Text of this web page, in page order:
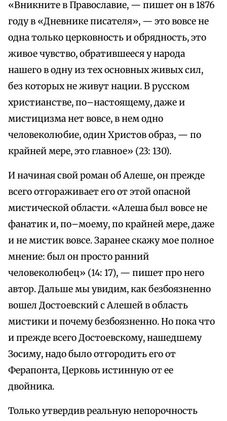
«Вникните в Православие, — пишет он в 1876
году в «Дневнике писателя», — это вовсе не
одна только церковность и обрядность, это
живое чувство, обратившееся у народа
нашего в одну из тех основных живых сил,
без которых не живут нации. В русском
христианстве, по–настоящему, даже и
мистицизма нет вовсе, в нем одно
человеколюбие, один Христов образ, — по
крайней мере, это главное» (23: 130).
И начиная свой роман об Алеше, он прежде
всего отгораживает его от этой опасной
мистической области. «Алеша был вовсе не
фанатик и, по–моему, по крайней мере, даже
и не мистик вовсе. Заранее скажу мое полное
мнение: был он просто ранний
человеколюбец» (14: 17), — пишет про него
автор. Дальше мы увидим, как безбоязненно
вошел Достоевский с Алешей в область
мистики и почему безбоязненно. Но пока что
и прежде всего Достоевскому, нашедшему
Зосиму, надо было отгородить его от
Ферапонта, Церковь истинную от ее
двойника.
Только утвердив реальную непорочность